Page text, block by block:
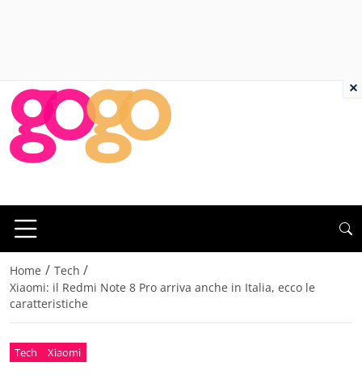
Home / Tech /
Xiaomi: il Redmi Note 8 Pro arriva anche in Italia, ecco le
caratteristiche
Tech Xiaomi
×